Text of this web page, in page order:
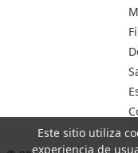
Este sitio utiliza
experiencia de